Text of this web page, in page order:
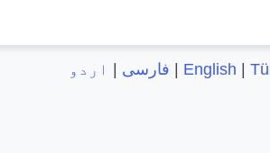
English فارسی اردو